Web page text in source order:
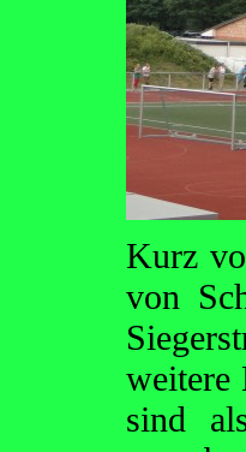
Kurz
von
weitere
sind